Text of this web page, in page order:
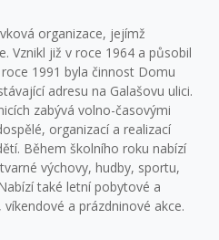
organizace, jejímž
Vznikl již v roce 1964 a působil
1991 byla činnost Domu
adresu na Galašovu ulici.
zabývá volno-časovými
organizací a realizací
Během školního roku nabízí
výchovy, hudby, sportu,
také letní pobytové a
a prázdninové akce.